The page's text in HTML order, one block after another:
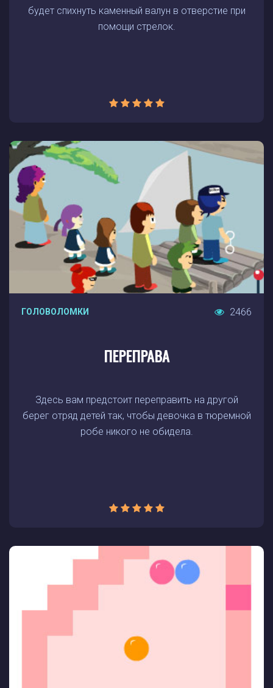
будет спихнуть каменный валун в отверстие при
помощи стрелок.
ГОЛОВОЛОМКИ 2466
ПЕРЕПРАВА
Здесь вам предстоит переправить на другой
берег отряд детей так, чтобы девочка в тюремной
робе никого не обидела.